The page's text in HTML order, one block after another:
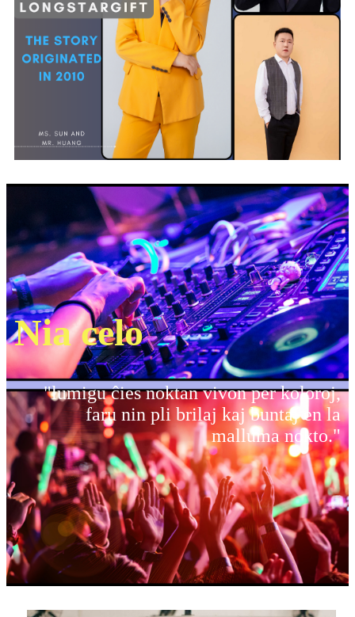
Nia celo
"lumigu ĉies noktan vivon per koloroj,
faru nin pli brilaj kaj buntaj en la
malluma nokto."